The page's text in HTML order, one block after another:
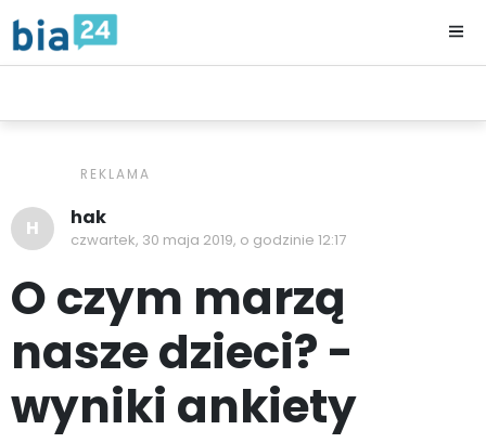
H hak
czwartek, 30 maja 2019, o godzinie 12:17
O czym marzą
nasze dzieci? -
wyniki ankiety